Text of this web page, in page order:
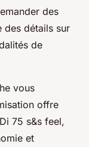
des
des détails sur
de
vous
offre
75 s&s feel,
et